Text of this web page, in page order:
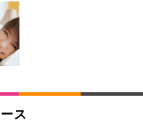
ア 椅子 テレワーク 疲れな
スト コンパクト 約105度ロッ
度回転 座面昇降 強化ナイロ
ッシュ 在宅ワーク H-WY01
ェア／デスクチェア メッシ
ない ブラック
ミアムモニター | FlexScan
UHD・USB Type-C・ホワ
ミアムモニター | FlexScan
トシーツ 薄型 レギュラー 1
イト 300枚
トシーツ 厚型 ワイド 42枚
収面:ライトブルー)
ス